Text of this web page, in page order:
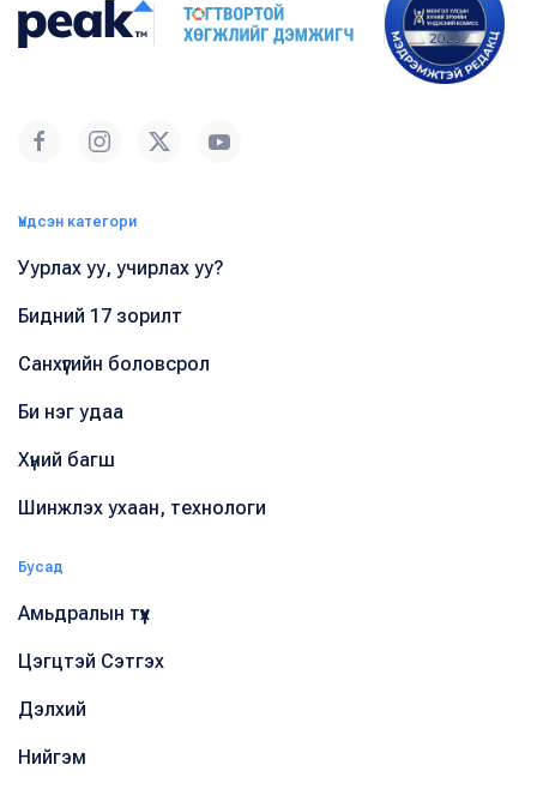
Үндсэн категори
Уурлах уу, учирлах уу?
Бидний 17 зорилт
Санхүүгийн боловсрол
Би нэг удаа
Хүний багш
Шинжлэх ухаан, технологи
Бусад
Амьдралын түүх
Цэгцтэй Сэтгэх
Дэлхий
Нийгэм